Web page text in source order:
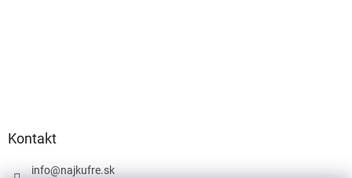
Kontakt
info@najkufre.sk